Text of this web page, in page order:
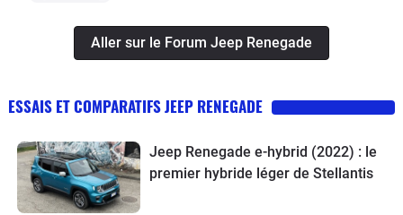
Aller sur le Forum Jeep Renegade
ESSAIS ET COMPARATIFS JEEP RENEGADE
Jeep Renegade e-hybrid (2022) : le
premier hybride léger de Stellantis